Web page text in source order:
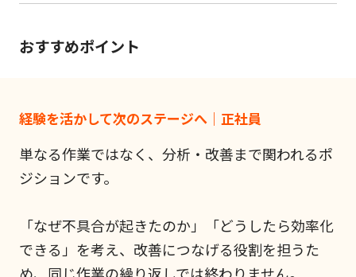
おすすめポイント
経験を活かして次のステージへ｜正社員
単なる作業ではなく、分析・改善まで関われるポ
ジションです。
「なぜ不具合が起きたのか」「どうしたら効率化
できる」を考え、改善につなげる役割を担うた
め、同じ作業の繰り返しでは終わりません。